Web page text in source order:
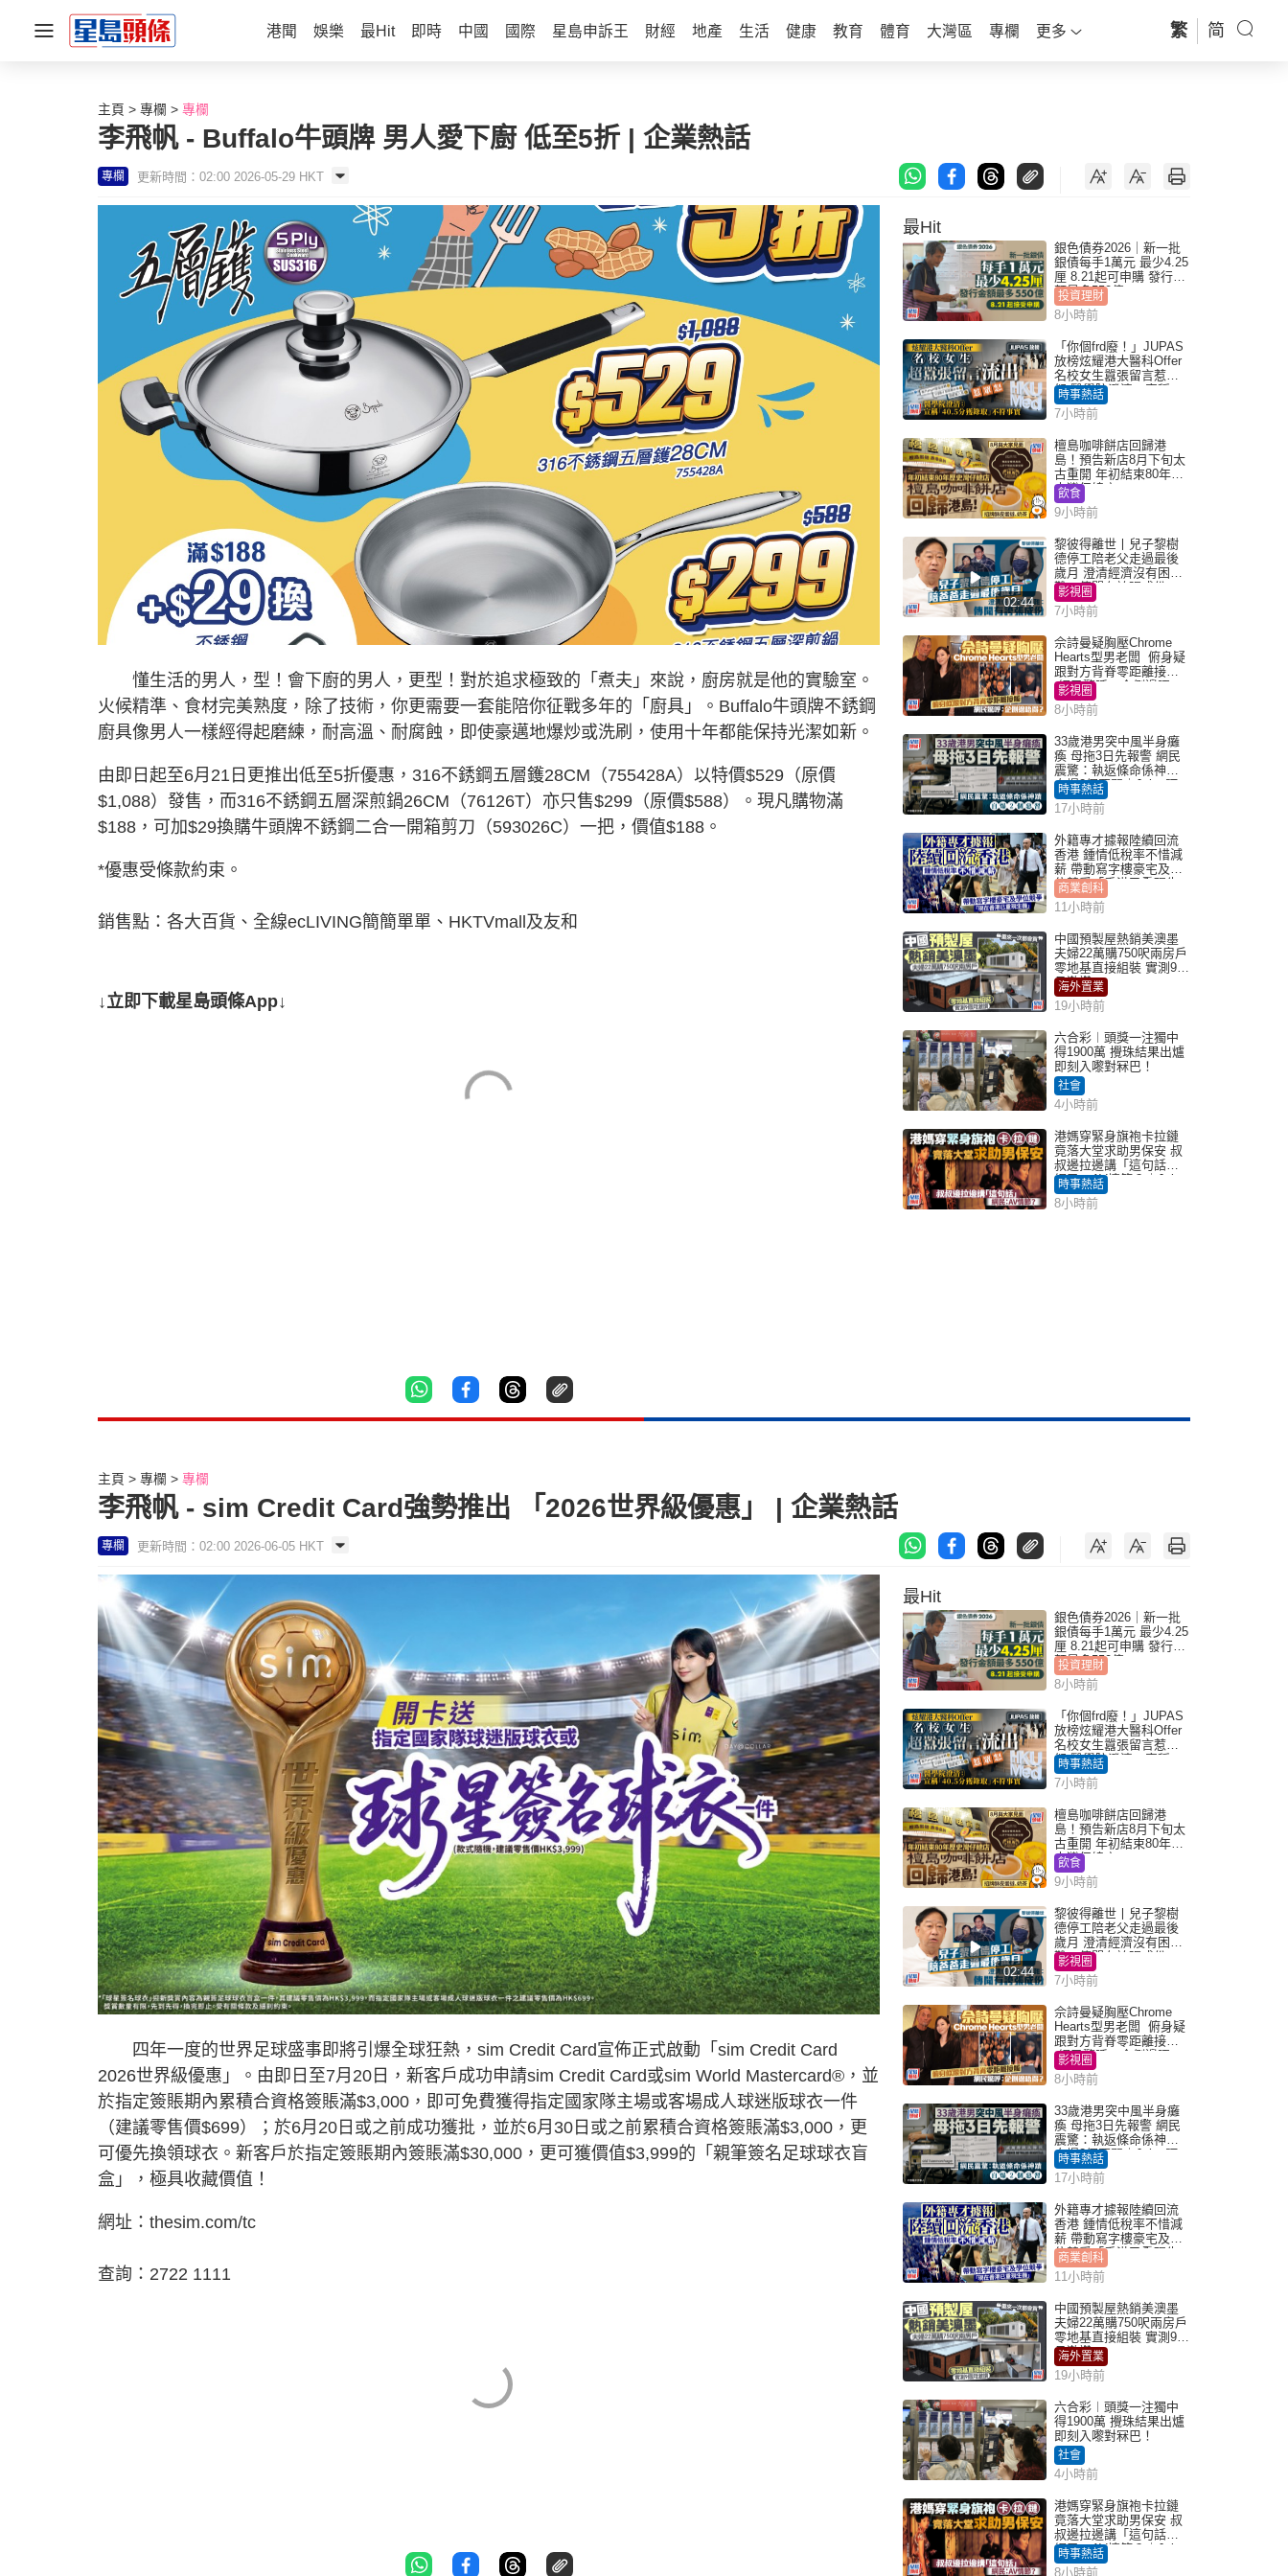
港聞 娛樂 最Hit 即時 中國 國際 星島申訴王 財經 地產 生活 健康 教育 體育 大灣區 專欄 更多 繁 简
主頁 專欄 專欄
李飛帆 - Buffalo牛頭牌 男人愛下廚 低至5折 | 企業熱話
專欄 更新時間：02:00 2026-05-29 HKT
懂生活的男人，型！會下廚的男人，更型！對於追求極致的「煮夫」來說，廚房就是他的實驗室。
火候精準、食材完美熟度，除了技術，你更需要一套能陪你征戰多年的「廚具」。Buffalo牛頭牌不銹鋼
廚具像男人一樣經得起磨練，耐高溫、耐腐蝕，即使豪邁地爆炒或洗刷，使用十年都能保持光潔如新。
由即日起至6月21日更推出低至5折優惠，316不銹鋼五層鑊28CM（755428A）以特價$529（原價
$1,088）發售，而316不銹鋼五層深煎鍋26CM（76126T）亦只售$299（原價$588）。現凡購物滿
$188，可加$29換購牛頭牌不銹鋼二合一開箱剪刀（593026C）一把，價值$188。
*優惠受條款約束。
銷售點：各大百貨、全線ecLIVING簡簡單單、HKTVmall及友和
↓立即下載星島頭條App↓
最Hit
銀色債券2026｜新一批
銀債每手1萬元 最少4.25
厘 8.21起可申購 發行金
額最多550億
投資理財
8小時前
「你個frd廢！」JUPAS
放榜炫耀港大醫科Offer
名校女生囂張留言惹眾
怒 醫學院澄清：宣稱
「40.5分獲錄取」不符事
實｜Juicy叮
時事熱話
7小時前
檀島咖啡餅店回歸港
島！預告新店8月下旬太
古重開 年初結束80年歷
史灣仔總店
飲食
9小時前
02:44
黎彼得離世丨兒子黎樹
德停工陪老父走過最後
歲月 澄清經濟沒有困
難：傳聞有誇張成份
影視圈
7小時前
佘詩曼疑胸壓Chrome
Hearts型男老闆 俯身疑
跟對方背脊零距離接觸
網民驚呼：企側邊唔
得？
影視圈
8小時前
33歲港男突中風半身癱
瘓 母拖3日先報警 網民
震驚：執返條命係神蹟
自爆2個惡習｜Juicy叮
時事熱話
17小時前
外籍專才據報陸續回流
香港 鍾情低稅率不惜減
薪 帶動寫字樓豪宅及學
位競爭「香港已重現生
機」
商業創科
11小時前
中國預製屋熱銷美澳墨
夫婦22萬購750呎兩房戶
零地基直接組裝 實測9個
月激讚
海外置業
19小時前
六合彩︱頭獎一注獨中
得1900萬 攪珠結果出爐
即刻入嚟對冧巴！
社會
4小時前
港媽穿緊身旗袍卡拉鏈
竟落大堂求助男保安 叔
叔邊拉邊講「這句話」
網民：AV情節？｜Juicy
叮
時事熱話
8小時前
主頁 專欄 專欄
李飛帆 - sim Credit Card強勢推出 「2026世界級優惠」 | 企業熱話
專欄 更新時間：02:00 2026-06-05 HKT
四年一度的世界足球盛事即將引爆全球狂熱，sim Credit Card宣佈正式啟動「sim Credit Card
2026世界級優惠」。由即日至7月20日，新客戶成功申請sim Credit Card或sim World Mastercard®，並
於指定簽賬期內累積合資格簽賬滿$3,000，即可免費獲得指定國家隊主場或客場成人球迷版球衣一件
（建議零售價$699）；於6月20日或之前成功獲批，並於6月30日或之前累積合資格簽賬滿$3,000，更
可優先換領球衣。新客戶於指定簽賬期內簽賬滿$30,000，更可獲價值$3,999的「親筆簽名足球球衣盲
盒」，極具收藏價值！
網址：thesim.com/tc
查詢：2722 1111
最Hit
銀色債券2026｜新一批
銀債每手1萬元 最少4.25
厘 8.21起可申購 發行金
額最多550億
投資理財
8小時前
「你個frd廢！」JUPAS
放榜炫耀港大醫科Offer
名校女生囂張留言惹眾
怒 醫學院澄清：宣稱
「40.5分獲錄取」不符事
實｜Juicy叮
時事熱話
7小時前
檀島咖啡餅店回歸港
島！預告新店8月下旬太
古重開 年初結束80年歷
史灣仔總店
飲食
9小時前
02:44
黎彼得離世丨兒子黎樹
德停工陪老父走過最後
歲月 澄清經濟沒有困
難：傳聞有誇張成份
影視圈
7小時前
佘詩曼疑胸壓Chrome
Hearts型男老闆 俯身疑
跟對方背脊零距離接觸
網民驚呼：企側邊唔
得？
影視圈
8小時前
33歲港男突中風半身癱
瘓 母拖3日先報警 網民
震驚：執返條命係神蹟
自爆2個惡習｜Juicy叮
時事熱話
17小時前
外籍專才據報陸續回流
香港 鍾情低稅率不惜減
薪 帶動寫字樓豪宅及學
位競爭「香港已重現生
機」
商業創科
11小時前
中國預製屋熱銷美澳墨
夫婦22萬購750呎兩房戶
零地基直接組裝 實測9個
月激讚
海外置業
19小時前
六合彩︱頭獎一注獨中
得1900萬 攪珠結果出爐
即刻入嚟對冧巴！
社會
4小時前
港媽穿緊身旗袍卡拉鏈
竟落大堂求助男保安 叔
叔邊拉邊講「這句話」
網民：AV情節？｜Juicy
叮
時事熱話
8小時前